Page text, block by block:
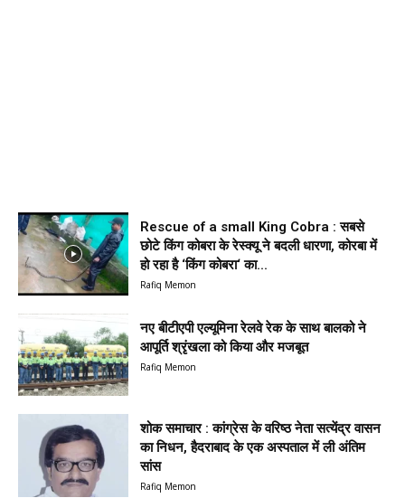
Rescue of a small King Cobra : सबसे
छोटे किंग कोबरा के रेस्क्यू ने बदली धारणा, कोरबा में
हो रहा है ‘किंग कोबरा‘ का...
Rafiq Memon
नए बीटीएपी एल्यूमिना रेलवे रेक के साथ बालको ने
आपूर्ति श्रृंखला को किया और मजबूत
Rafiq Memon
शोक समाचार : कांग्रेस के वरिष्ठ नेता सत्येंद्र वासन
का निधन, हैदराबाद के एक अस्पताल में ली अंतिम
सांस
Rafiq Memon